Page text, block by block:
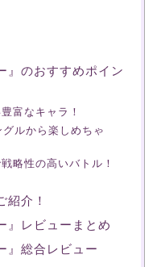
』のおすすめポイン
富なキャラ！
ルから楽しめちゃ
略性の高いバトル！
紹介！
』レビューまとめ
』総合レビュー